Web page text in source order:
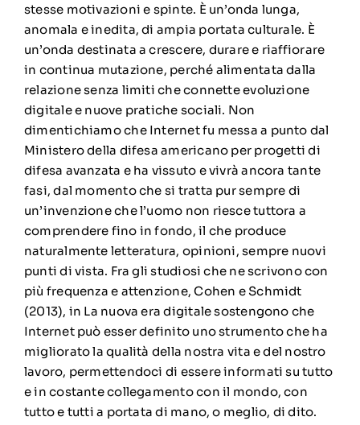
stesse motivazioni e spinte. È un’onda lunga,
anomala e inedita, di ampia portata culturale. È
un’onda destinata a crescere, durare e riaffiorare
in continua mutazione, perché alimentata dalla
relazione senza limiti che connette evoluzione
digitale e nuove pratiche sociali. Non
dimentichiamo che Internet fu messa a punto dal
Ministero della difesa americano per progetti di
difesa avanzata e ha vissuto e vivrà ancora tante
fasi, dal momento che si tratta pur sempre di
un’invenzione che l’uomo non riesce tuttora a
comprendere fino in fondo, il che produce
naturalmente letteratura, opinioni, sempre nuovi
punti di vista. Fra gli studiosi che ne scrivono con
più frequenza e attenzione, Cohen e Schmidt
(2013), in La nuova era digitale sostengono che
Internet può esser definito uno strumento che ha
migliorato la qualità della nostra vita e del nostro
lavoro, permettendoci di essere informati su tutto
e in costante collegamento con il mondo, con
tutto e tutti a portata di mano, o meglio, di dito.